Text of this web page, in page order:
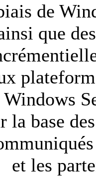
de
que
Windows
la base
et les